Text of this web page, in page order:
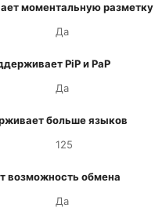
моментальную разметку
Да
PiP и PaP
Да
больше языков
125
возможность обмена
Да